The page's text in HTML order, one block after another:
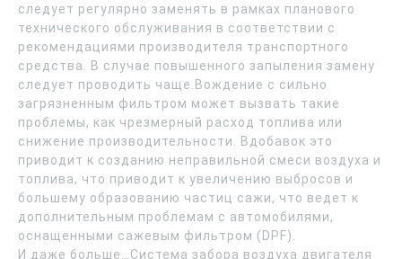
следует регулярно заменять в рамках планового
технического обслуживания в соответствии с
рекомендациями производителя транспортного
средства. В случае повышенного запыления замену
следует проводить чаще.Вождение с сильно
загрязненным фильтром может вызвать такие
проблемы, как чрезмерный расход топлива или
снижение производительности. Вдобавок это
приводит к созданию неправильной смеси воздуха и
топлива, что приводит к увеличению выбросов и
большему образованию частиц сажи, что ведет к
дополнительным проблемам с автомобилями,
оснащенными сажевым фильтром (DPF).
И даже больше…Система забора воздуха двигателя